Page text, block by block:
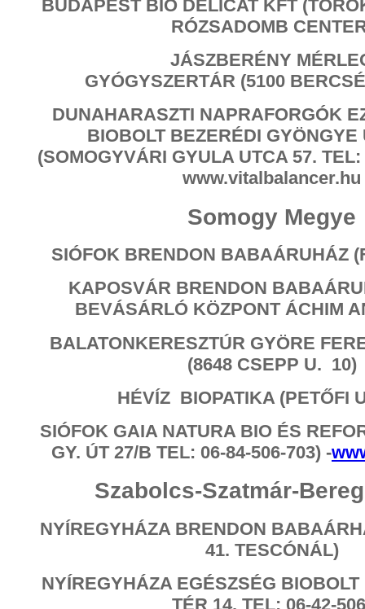
BUDAPEST BIO DELICAT KFT
RÓZSADOMB
JÁSZBERÉNY
GYÓGYSZERTÁR (5100
DUNAHARASZTI NAPRAFORGÓK
BIOBOLT BEZERÉDI GYÖNGYE
(SOMOGYVÁRI GYULA UTCA 57. TEL:
www.vitalbalancer.hu
Somogy Megye
SIÓFOK BRENDON BABAÁRUHÁZ
KAPOSVÁR BRENDON
BEVÁSÁRLÓ KÖZPONT ÁCHIM
BALATONKERESZTÚR GYÖRE
(8648 CSEPP U. 10)
HÉVÍZ BIOPATIKA (PETŐFI
SIÓFOK GAIA NATURA BIO ÉS
GY. ÚT 27/B TEL: 06-84-506-703) -
Szabolcs-Szatmár-
NYÍREGYHÁZA BRENDON
41. TESCÓNÁL)
NYÍREGYHÁZA EGÉSZSÉG
TÉR 14. TEL: 06-42-